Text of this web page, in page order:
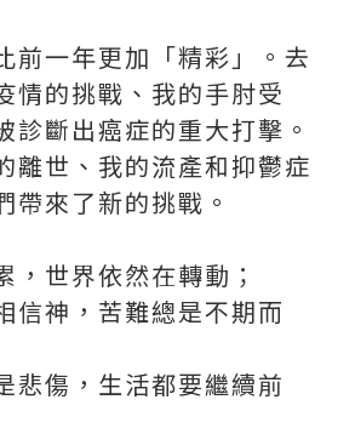
前一年更加「精彩」。去
情的挑戰、我的手肘受
診斷出癌症的重大打擊。
離世、我的流產和抑鬱症
帶來了新的挑戰。
，世界依然在轉動；
信神，苦難總是不期而
悲傷，生活都要繼續前